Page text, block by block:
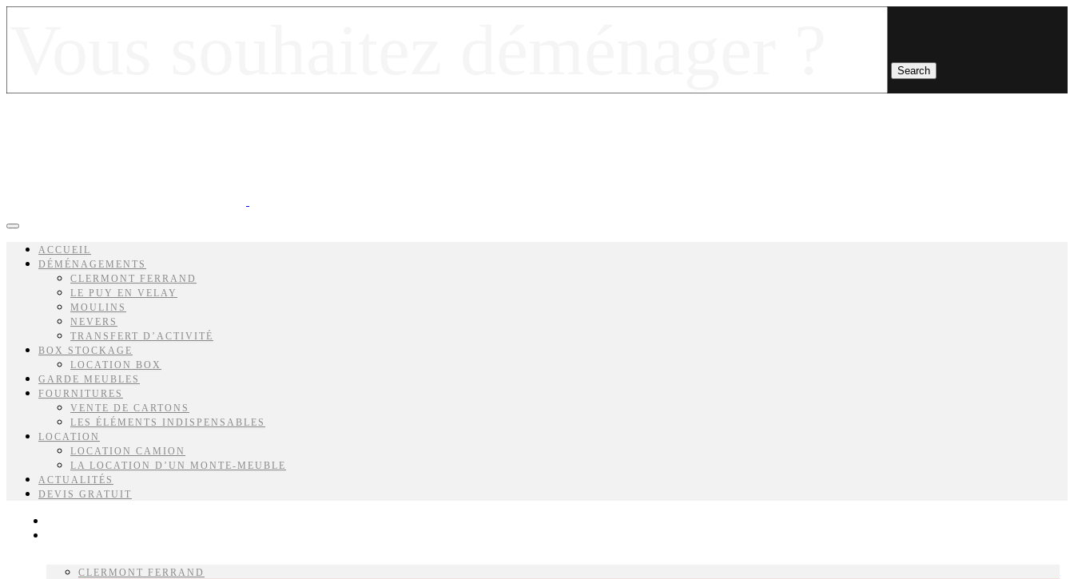
ACCUEIL
DÉMÉNAGEMENTS
CLERMONT FERRAND
LE PUY EN VELAY
MOULINS
NEVERS
TRANSFERT D’ACTIVITÉ
BOX STOCKAGE
LOCATION BOX
GARDE MEUBLES
FOURNITURES
VENTE DE CARTONS
LES ÉLÉMENTS INDISPENSABLES
LOCATION
LOCATION CAMION
LA LOCATION D’UN MONTE-MEUBLE
ACTUALITÉS
DEVIS GRATUIT
CLERMONT FERRAND